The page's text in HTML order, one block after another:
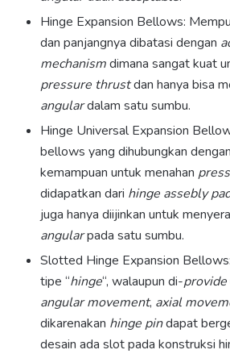
Hinge Expansion Bellows:
dan panjangnya dibatasi dengan
mechanismdimana sangat kuat
pressure thrustdan hanya bisa
angulardalam satu sumbu.
Hinge Universal Expansion
bellows yang dihubungkan dengan
kemampuan untuk menahan
didapatkan dari hinge assebly
juga hanya diijinkan untuk
angularpada satu sumbu.
Slotted Hinge Expansion
tipe “hinge“, walaupun di-provide
angular movement, axial
dikarenakan hinge pindapat
desain ada slot pada konstruksi